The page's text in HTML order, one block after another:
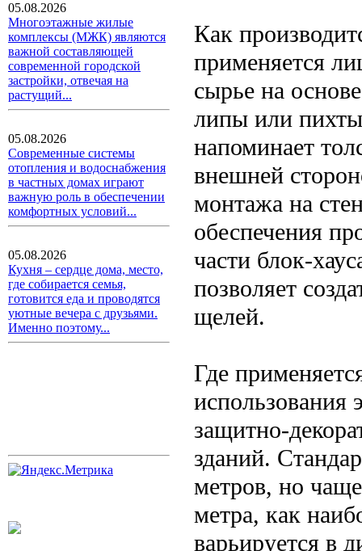
05.08.2026
Многоэтажные жилые
комплексы (МЖК) являются
важной составляющей
современной городской
застройки, отвечая на
растущий...
05.08.2026
Современные системы
отопления и водоснабжения
в частных домах играют
важную роль в обеспечении
комфортных условий...
05.08.2026
Кухня – сердце дома, место,
где собирается семья,
готовится еда и проводятся
уютные вечера с друзьями.
Именно поэтому...
Как
применяется
сырье на
липы или
напоминает
внешней
монтажа на
обеспечения
части блок-
позволяет
щелей.
Где
использования
защитно-
зданий.
метров, но
метра, как
варьируется в